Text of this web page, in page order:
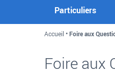
Particuliers
Accueil Foire aux
Foire aux